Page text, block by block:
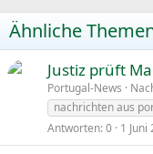
Ähnliche
Justiz prüft
Portugal-News
nachrichten aus
Antworten 0 1 Juni